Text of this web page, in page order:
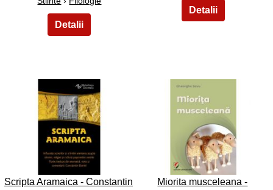
17
Scripta Aramaica - Constantin
18
Miorita musceleana -